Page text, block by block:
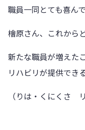
職員一同とても喜ん
檜原さん、これから
新たな職員が増えた
リハビリが提供でき
（りは・くにくさ